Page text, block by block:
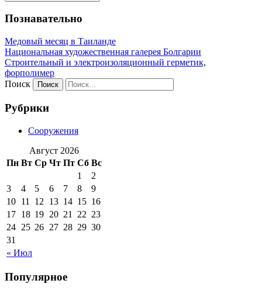
Познавательно
Медовый месяц в Таиланде
Национальная художественная галерея Болгарии
Строительный и электроизоляционный герметик,
форполимер
Поиск
Рубрики
Сооружения
Август 2026
Пн Вт Ср Чт Пт Сб Вс
« Июл
1
2
3
4 5 6 7 8
9
10 11 12 13 14 15 16
17 18 19 20 21 22 23
24 25 26 27 28 29 30
31
Популярное